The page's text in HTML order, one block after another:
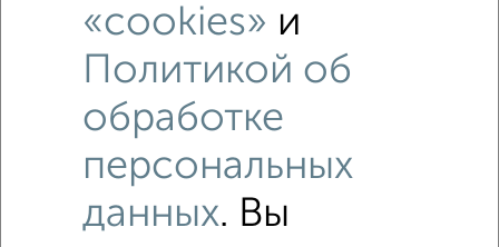
Рядом, с меньшей ценой
Недалеко от Калинина 6 с ценой ниже
2-к квартиры
Поиск по схожим параметрам:
«cookies» и
Политикой об
обработке
персональных
данных. Вы